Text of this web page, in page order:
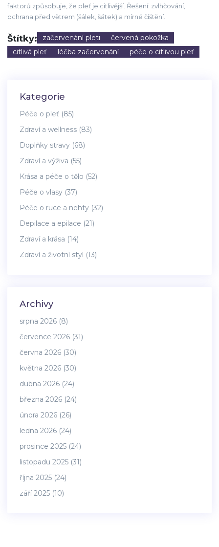
faktorů způsobuje, že pleť je citlivější. Řešení: zvlhčování,
ochrana před větrem (šálek, šátek) a mírné čištění.
Štítky: začervenání pleti
červená pokožka
citlivá pleť
léčba začervenání péče o citlivou pleť
Kategorie
Péče o pleť (85)
Zdraví a wellness (83)
Doplňky stravy (68)
Zdraví a výživa (55)
Krása a péče o tělo (52)
Péče o vlasy (37)
Péče o ruce a nehty (32)
Depilace a epilace (21)
Zdraví a krása (14)
Zdraví a životní styl (13)
Archivy
srpna 2026 (8)
července 2026 (31)
června 2026 (30)
května 2026 (30)
dubna 2026 (24)
března 2026 (24)
února 2026 (26)
ledna 2026 (24)
prosince 2025 (24)
listopadu 2025 (31)
října 2025 (24)
září 2025 (10)